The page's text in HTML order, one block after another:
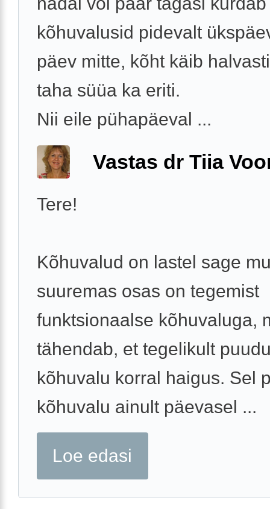
kõhuvalusid pidevalt
päev mitte, kõht käib
taha süüa ka eriti.
Nii eile pühapäeval ...
Vastas dr Tiia
Tere!
Kõhuvalud on lastel sage
suuremas osas on tegemist
funktsionaalse kõhuvaluga,
tähendab, et tegelikult
kõhuvalu korral haigus. Sel
kõhuvalu ainult päevasel ...
Loe edasi